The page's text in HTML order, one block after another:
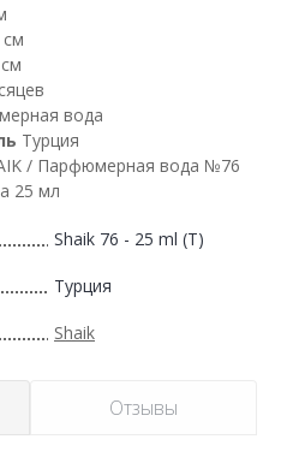
см
вода
Турция
/ Парфюмерная вода №76
25 мл
Shaik 76 - 25 ml (T)
Турция
Shaik
Отзывы